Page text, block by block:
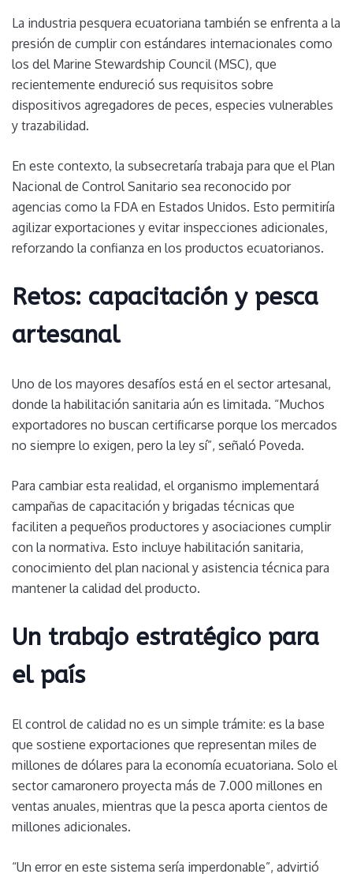
La industria pesquera ecuatoriana también se enfrenta a la
presión de cumplir con estándares internacionales como
los del Marine Stewardship Council (MSC), que
recientemente endureció sus requisitos sobre
dispositivos agregadores de peces, especies vulnerables
y trazabilidad.
En este contexto, la subsecretaría trabaja para que el Plan
Nacional de Control Sanitario sea reconocido por
agencias como la FDA en Estados Unidos. Esto permitiría
agilizar exportaciones y evitar inspecciones adicionales,
reforzando la confianza en los productos ecuatorianos.
Retos: capacitación y pesca
artesanal
Uno de los mayores desafíos está en el sector artesanal,
donde la habilitación sanitaria aún es limitada. “Muchos
exportadores no buscan certificarse porque los mercados
no siempre lo exigen, pero la ley sí”, señaló Poveda.
Para cambiar esta realidad, el organismo implementará
campañas de capacitación y brigadas técnicas que
faciliten a pequeños productores y asociaciones cumplir
con la normativa. Esto incluye habilitación sanitaria,
conocimiento del plan nacional y asistencia técnica para
mantener la calidad del producto.
Un trabajo estratégico para
el país
El control de calidad no es un simple trámite: es la base
que sostiene exportaciones que representan miles de
millones de dólares para la economía ecuatoriana. Solo el
sector camaronero proyecta más de 7.000 millones en
ventas anuales, mientras que la pesca aporta cientos de
millones adicionales.
“Un error en este sistema sería imperdonable”, advirtió